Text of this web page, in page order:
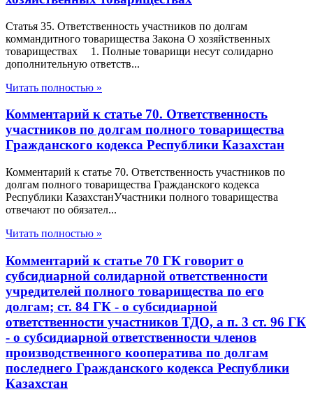
Статья 35. Ответственность участников по долгам
коммандитного товарищества Закона О хозяйственных
товариществах 1. Полные товарищи несут солидарно
дополнительную ответств...
Читать полностью »
Комментарий к статье 70. Ответственность
участников по долгам полного товарищества
Гражданского кодекса Республики Казахстан
Комментарий к статье 70. Ответственность участников по
долгам полного товарищества Гражданского кодекса
Республики КазахстанУчастники полного товарищества
отвечают по обязател...
Читать полностью »
Комментарий к статье 70 ГК говорит о
субсидиарной солидарной ответственности
учредителей полного товарищества по его
долгам; ст. 84 ГК - о субсидиарной
ответственности участников ТДО, а п. 3 ст. 96 ГК
- о субсидиарной ответственности членов
производственного кооператива по долгам
последнего Гражданского кодекса Республики
Казахстан